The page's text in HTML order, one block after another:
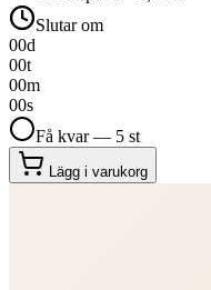
Slutar om
00d
00t
00m
00s
Få kvar — 5 st
Lägg i varukorg